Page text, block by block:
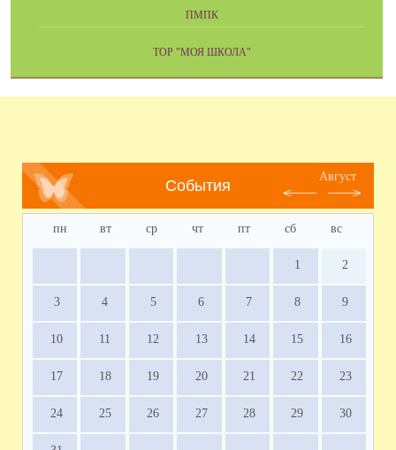
ПМПК
ТОР "МОЯ ШКОЛА"
События
Август
пн вт ср чт пт сб вс
1 2
3 4 5 6 7 8 9
10 11 12 13 14 15 16
17 18 19 20 21 22 23
24 25 26 27 28 29 30